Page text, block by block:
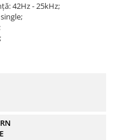
42Hz - 25kHz;